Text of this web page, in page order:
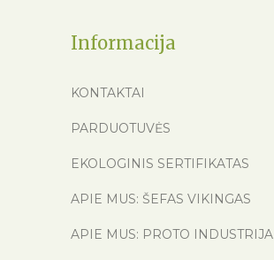
Informacija
KONTAKTAI
PARDUOTUVĖS
EKOLOGINIS SERTIFIKATAS
APIE MUS: ŠEFAS VIKINGAS
APIE MUS: PROTO INDUSTRIJA